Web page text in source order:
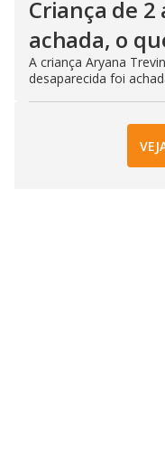
Criança de
achada, o
A criança Aryana
desaparecida foi